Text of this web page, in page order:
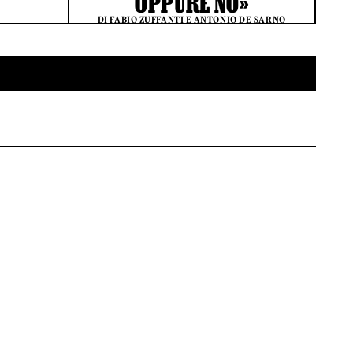
DI FABIO ZUFFANTI E ANTONIO DE SARNO